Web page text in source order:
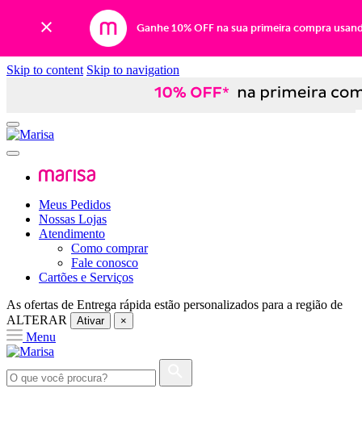
Ganhe 10% OFF na sua primeira compra
Skip to content Skip to navigation
Meus Pedidos
Nossas Lojas
Atendimento
Como comprar
Fale conosco
Cartões e Serviços
As ofertas de Entrega rápida estão personalizados para a região de
ALTERAR
Ativar ×
Menu